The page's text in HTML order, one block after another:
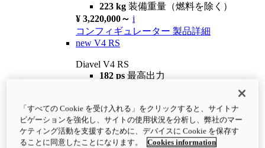
223 kg 装備重量（燃料を除く）
¥ 3,220,000～ i
コンフィギュレーター 製品詳細
new V4 RS
Diavel V4 RS
182 ps 最高出力
¥4,400,000 i
コンフィギュレーター 製品詳細
newV4 RS 100
「すべての Cookie を受け入れる」をクリックすると、サイトナ
ビゲーションを強化し、サイトの使用状況を分析し、弊社のマー
ケティング活動を支援するために、デバイスに Cookie を保存す
ることに同意したことになります。
Cookies information